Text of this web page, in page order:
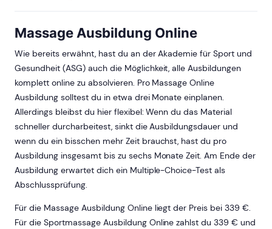
Massage Ausbildung Online
Wie bereits erwähnt, hast du an der Akademie für Sport und
Gesundheit (ASG) auch die Möglichkeit, alle Ausbildungen
komplett online zu absolvieren. Pro Massage Online
Ausbildung solltest du in etwa drei Monate einplanen.
Allerdings bleibst du hier flexibel: Wenn du das Material
schneller durcharbeitest, sinkt die Ausbildungsdauer und
wenn du ein bisschen mehr Zeit brauchst, hast du pro
Ausbildung insgesamt bis zu sechs Monate Zeit. Am Ende der
Ausbildung erwartet dich ein Multiple-Choice-Test als
Abschlussprüfung.
Für die Massage Ausbildung Online liegt der Preis bei 339 €.
Für die Sportmassage Ausbildung Online zahlst du 339 € und